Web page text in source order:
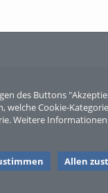
des Buttons
Cookie-
Weitere
Allen